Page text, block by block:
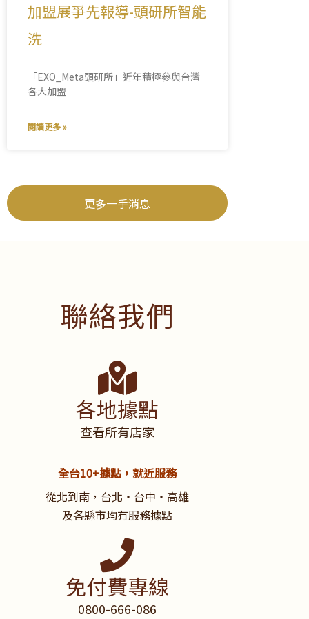
加盟展爭先報導-頭研所智能
洗
「EXO_Meta頭研所」近年積極參與台灣
各大加盟
閱讀更多 »
更多一手消息
聯絡我們
各地據點
查看所有店家
全台10+據點，就近服務
從北到南，台北・台中・高雄
及各縣市均有服務據點
免付費專線
0800-666-086